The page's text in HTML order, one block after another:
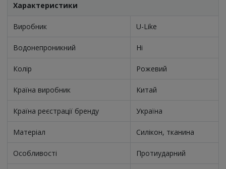
Характеристики
Виробник U-Like
Водонепроникний Ні
Колір Рожевий
Країна виробник Китай
Країна реєстрації бренду Україна
Матеріал Силікон, тканина
Особливості Протиударний